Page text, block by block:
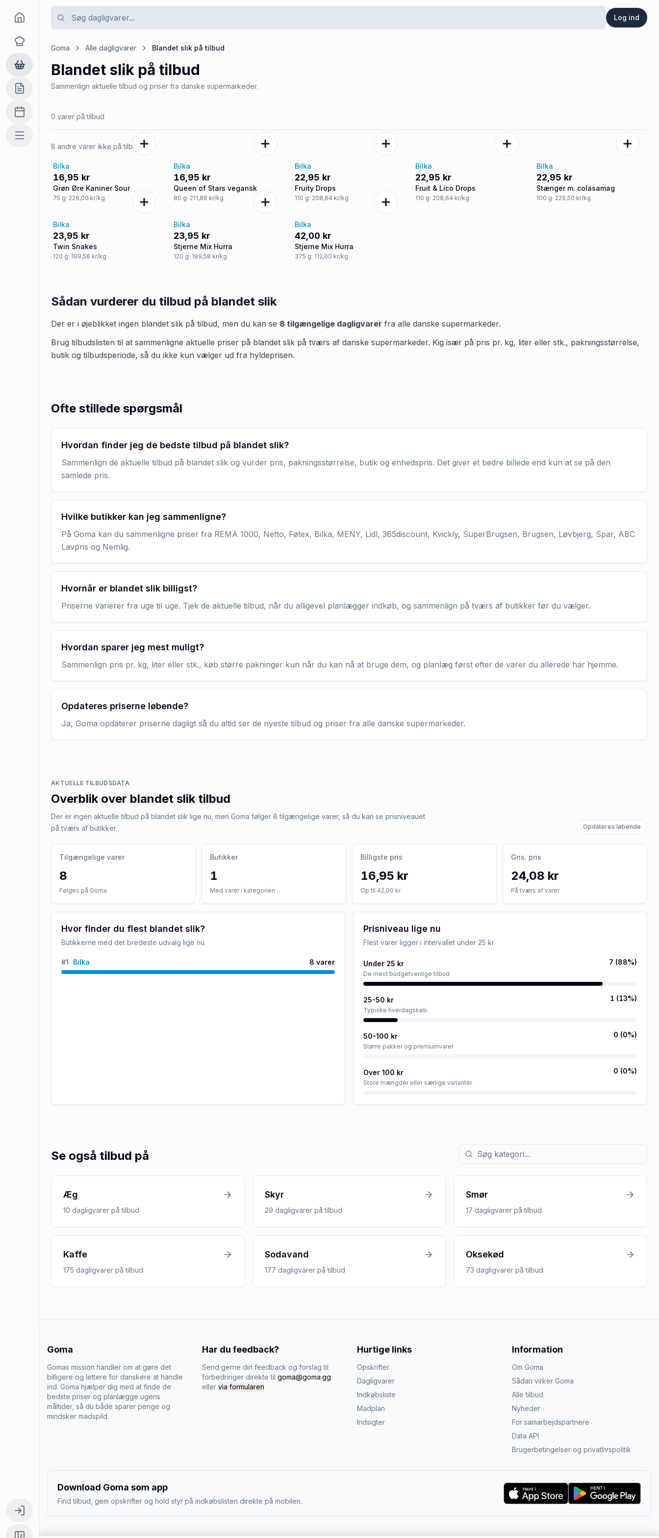
Log ind
Goma
Opskrifter
Dagligvarer
Indkøbslisten
Madplan
Mere
Log ind
Goma Alle dagligvarer Blandet slik på tilbud
Blandet slik på tilbud
Sammenlign aktuelle tilbud og priser fra danske supermarkeder.
0 varer på tilbud
8 andre varer ikke på tilbud
Bilka
16,95 kr
Grøn Øre Kaniner Sour
75 g· 226,00 kr/kg
Bilka
16,95 kr
Queen of Stars vegansk
80 g· 211,88 kr/kg
Bilka
22,95 kr
Fruity Drops
110 g· 208,64 kr/kg
Bilka
22,95 kr
Fruit & Lico Drops
110 g· 208,64 kr/kg
Bilka
22,95 kr
Stænger m. colasamag
100 g· 229,50 kr/kg
Bilka
23,95 kr
Twin Snakes
120 g· 199,58 kr/kg
Bilka
23,95 kr
Stjerne Mix Hurra
120 g· 199,58 kr/kg
Bilka
42,00 kr
Stjerne Mix Hurra
375 g· 112,00 kr/kg
Sådan vurderer du tilbud på blandet slik
Der er i øjeblikket ingen blandet slik på tilbud, men du kan se 8 tilgængelige dagligvarer fra alle danske supermarkeder.
Brug tilbudslisten til at sammenligne aktuelle priser på blandet slik på tværs af danske supermarkeder. Kig især på pris pr. kg, liter eller stk., pakningsstørrelse,
butik og tilbudsperiode, så du ikke kun vælger ud fra hyldeprisen.
Ofte stillede spørgsmål
Hvordan finder jeg de bedste tilbud på blandet slik?
Sammenlign de aktuelle tilbud på blandet slik og vurder pris, pakningsstørrelse, butik og enhedspris. Det giver et bedre billede end kun at se på den
samlede pris.
Hvilke butikker kan jeg sammenligne?
På Goma kan du sammenligne priser fra REMA 1000, Netto, Føtex, Bilka, MENY, Lidl, 365discount, Kvickly, SuperBrugsen, Brugsen, Løvbjerg, Spar, ABC
Lavpris og Nemlig.
Hvornår er blandet slik billigst?
Priserne varierer fra uge til uge. Tjek de aktuelle tilbud, når du alligevel planlægger indkøb, og sammenlign på tværs af butikker før du vælger.
Hvordan sparer jeg mest muligt?
Sammenlign pris pr. kg, liter eller stk., køb større pakninger kun når du kan nå at bruge dem, og planlæg først efter de varer du allerede har hjemme.
Opdateres priserne løbende?
Ja, Goma opdaterer priserne dagligt så du altid ser de nyeste tilbud og priser fra alle danske supermarkeder.
AKTUELLE TILBUDSDATA
Overblik over blandet sliktilbud
Der er ingen aktuelle tilbud på blandet slik lige nu, men Goma følger 8 tilgængelige varer, så du kan se prisniveauet
på tværs af butikker.
Opdateres løbende
Tilgængelige varer
8
Følges på Goma
Butikker
1
Med varer i kategorien
Billigste pris
16,95 kr
Op til 42,00 kr
Gns. pris
24,08 kr
På tværs af varer
Hvor finder du flest blandet slik?
Butikkerne med det bredeste udvalg lige nu.
#1 Bilka 8 varer
Prisniveau lige nu
Flest varer ligger i intervallet under 25 kr.
Under 25 kr
De mest budgetvenlige tilbud
7 (88%)
25-50 kr
Typiske hverdagskøb
1 (13%)
50-100 kr
Større pakker og premiumvarer
0 (0%)
Over 100 kr
Store mængder eller særlige varianter
0 (0%)
Se også tilbud på Søg efter kategori med tilbud
Æg
10 dagligvarer på tilbud
Skyr
29 dagligvarerpå tilbud
Smør
17 dagligvarer på tilbud
Kaffe
175 dagligvarer på tilbud
Sodavand
177 dagligvarerpå tilbud
Oksekød
73 dagligvarer på tilbud
Goma
Gomas mission handler om at gøre det
billigere og lettere for danskere at handle
ind. Goma hjælper dig med at finde de
bedste priser og planlægge ugens
måltider, så du både sparer penge og
mindsker madspild.
Har du feedback?
Send gerne din feedback og forslag til
forbedringer direkte til goma@goma.gg
eller via formularen
Hurtige links
Opskrifter
Dagligvarer
Indkøbsliste
Madplan
Indsigter
Information
Om Goma
Sådan virker Goma
Alle tilbud
Nyheder
For samarbejdspartnere
Data API
Brugerbetingelser og privatlivspolitik
Download Goma som app
Find tilbud, gem opskrifter og hold styr på indkøbslisten direkte på mobilen.